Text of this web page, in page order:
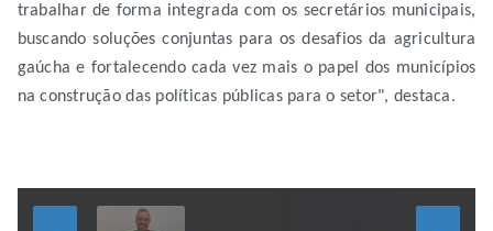
trabalhar de forma integrada com os secretários municipais,
buscando soluções conjuntas para os desafios da agricultura
gaúcha e fortalecendo cada vez mais o papel dos municípios
na construção das políticas públicas para o setor", destaca.